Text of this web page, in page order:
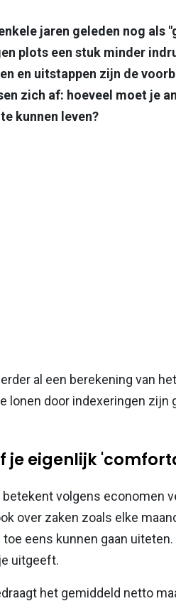
jaren geleden nog als
plots een stuk minder
en uitstappen zijn de
zich af: hoeveel moet je
kunnen leven?
al een berekening van
lonen door indexeringen
je eigenlijk
volgens economen
over zaken zoals elke
toe eens kunnen gaan
uitgeeft.
het gemiddeld netto